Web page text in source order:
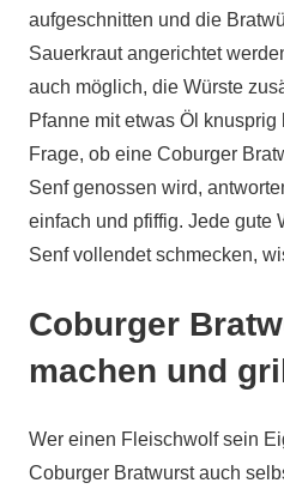
aufgeschnitten und die
Sauerkraut angerichtet
auch möglich, die Würste
Pfanne mit etwas Öl
Frage, ob eine Coburger
Senf genossen wird,
einfach und pfiffig. Jede gute
Senf vollendet schmecken,
Coburger
machen und
Wer einen Fleischwolf sein
Coburger Bratwurst auch